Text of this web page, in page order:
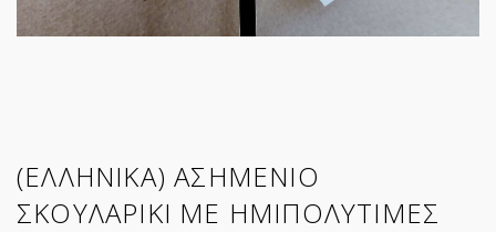
(ΕΛΛΗΝΙΚΑ) ΑΣΗΜΕΝΙΟ
ΣΚΟΥΛΑΡΙΚΙ ΜΕ ΗΜΙΠΟΛΥΤΙΜΕΣ